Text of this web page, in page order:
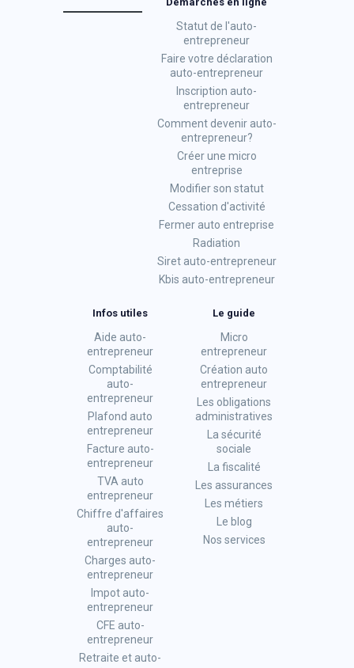
Statut de l'auto-
entrepreneur
Faire votre déclaration
auto-entrepreneur
Inscription auto-
entrepreneur
Comment devenir auto-
entrepreneur?
Créer une micro
entreprise
Modifier son statut
Cessation d'activité
Fermer auto entreprise
Radiation
Siret auto-entrepreneur
Kbis auto-entrepreneur
Infos utiles
Aide auto-
entrepreneur
Comptabilité
auto-
entrepreneur
Plafond auto
entrepreneur
Facture auto-
entrepreneur
TVA auto
entrepreneur
Chiffre d'affaires
auto-
entrepreneur
Charges auto-
entrepreneur
Impot auto-
entrepreneur
CFE auto-
entrepreneur
Retraite et auto-
Le guide
Micro
entrepreneur
Création auto
entrepreneur
Les obligations
administratives
La sécurité
sociale
La fiscalité
Les assurances
Les métiers
Le blog
Nos services